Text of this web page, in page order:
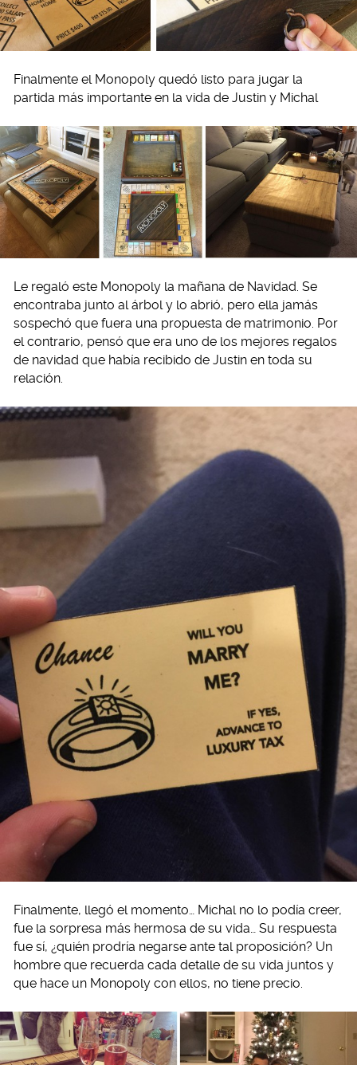
Finalmente el Monopoly quedó listo para jugar la
partida más importante en la vida de Justin y Michal
Le regaló este Monopoly la mañana de Navidad. Se
encontraba junto al árbol y lo abrió, pero ella jamás
sospechó que fuera una propuesta de matrimonio. Por
el contrario, pensó que era uno de los mejores regalos
de navidad que había recibido de Justin en toda su
relación.
Finalmente, llegó el momento… Michal no lo podía creer,
fue la sorpresa más hermosa de su vida… Su respuesta
fue sí, ¿quién prodría negarse ante tal proposición? Un
hombre que recuerda cada detalle de su vida juntos y
que hace un Monopoly con ellos, no tiene precio.